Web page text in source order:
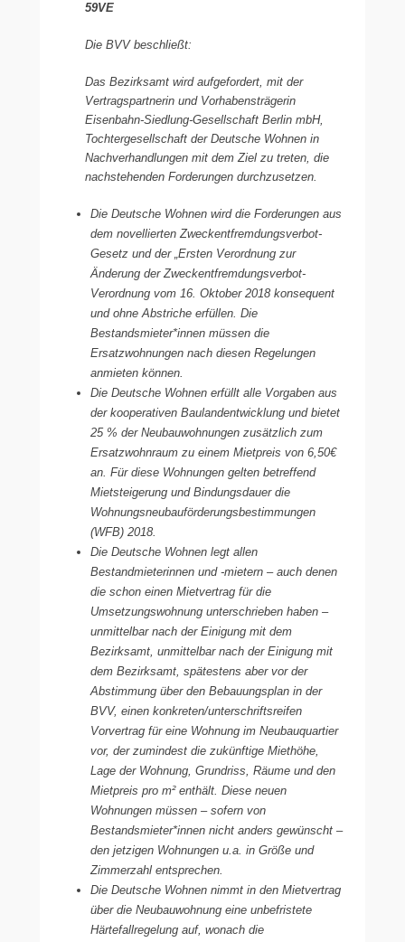
59VE
Die BVV beschließt:
Das Bezirksamt wird aufgefordert, mit der
Vertragspartnerin und Vorhabensträgerin
Eisenbahn-Siedlung-Gesellschaft Berlin mbH,
Tochtergesellschaft der Deutsche Wohnen in
Nachverhandlungen mit dem Ziel zu treten, die
nachstehenden Forderungen durchzusetzen.
Die Deutsche Wohnen wird die Forderungen aus
dem novellierten Zweckentfremdungsverbot-
Gesetz und der „Ersten Verordnung zur
Änderung der Zweckentfremdungsverbot-
Verordnung vom 16. Oktober 2018 konsequent
und ohne Abstriche erfüllen. Die
Bestandsmieter*innen müssen die
Ersatzwohnungen nach diesen Regelungen
anmieten können.
Die Deutsche Wohnen erfüllt alle Vorgaben aus
der kooperativen Baulandentwicklung und bietet
25 % der Neubauwohnungen zusätzlich zum
Ersatzwohnraum zu einem Mietpreis von 6,50€
an. Für diese Wohnungen gelten betreffend
Mietsteigerung und Bindungsdauer die
Wohnungsneubauförderungsbestimmungen
(WFB) 2018.
Die Deutsche Wohnen legt allen
Bestandmieterinnen und -mietern – auch denen
die schon einen Mietvertrag für die
Umsetzungswohnung unterschrieben haben –
unmittelbar nach der Einigung mit dem
Bezirksamt, unmittelbar nach der Einigung mit
dem Bezirksamt, spätestens aber vor der
Abstimmung über den Bebauungsplan in der
BVV, einen konkreten/unterschriftsreifen
Vorvertrag für eine Wohnung im Neubauquartier
vor, der zumindest die zukünftige Miethöhe,
Lage der Wohnung, Grundriss, Räume und den
Mietpreis pro m² enthält. Diese neuen
Wohnungen müssen – sofern von
Bestandsmieter*innen nicht anders gewünscht –
den jetzigen Wohnungen u.a. in Größe und
Zimmerzahl entsprechen.
Die Deutsche Wohnen nimmt in den Mietvertrag
über die Neubauwohnung eine unbefristete
Härtefallregelung auf, wonach die